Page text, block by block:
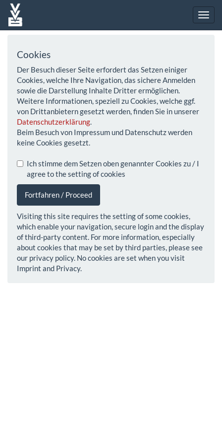
Cookies
Der Besuch dieser Seite erfordert das Setzen einiger
Cookies, welche Ihre Navigation, das sichere Anmelden
sowie die Darstellung Inhalte Dritter ermöglichen.
Weitere Informationen, speziell zu Cookies, welche ggf.
von Drittanbietern gesetzt werden, finden Sie in unserer
Datenschutzerklärung.
Beim Besuch von Impressum und Datenschutz werden
keine Cookies gesetzt.
Ich stimme dem Setzen oben genannter Cookies zu / I
agree to the setting of cookies
Fortfahren / Proceed
Visiting this site requires the setting of some cookies,
which enable your navigation, secure login and the display
of third-party content. For more information, especially
about cookies that may be set by third parties, please see
our privacy policy. No cookies are set when you visit
Imprint and Privacy.